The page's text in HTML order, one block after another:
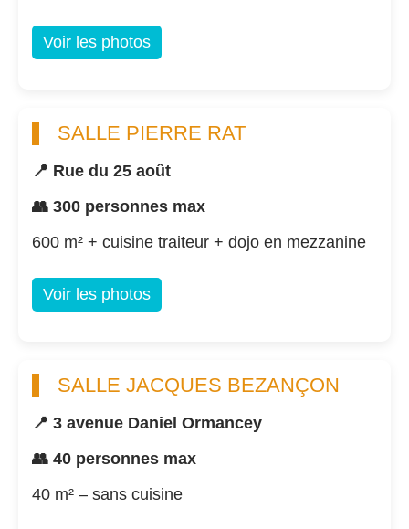
Voir les photos
SALLE PIERRE RAT
📍 Rue du 25 août
👥 300 personnes max
600 m² + cuisine traiteur + dojo en mezzanine
Voir les photos
SALLE JACQUES BEZANÇON
📍 3 avenue Daniel Ormancey
👥 40 personnes max
40 m² – sans cuisine